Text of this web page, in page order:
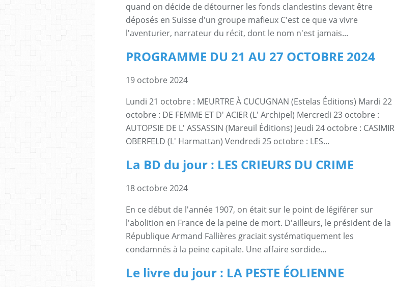
quand on décide de détourner les fonds clandestins devant être
déposés en Suisse d'un groupe mafieux C'est ce que va vivre
l'aventurier, narrateur du récit, dont le nom n'est jamais...
PROGRAMME DU 21 AU 27 OCTOBRE 2024
19 octobre 2024
Lundi 21 octobre : MEURTRE À CUCUGNAN (Estelas Éditions) Mardi 22
octobre : DE FEMME ET D' ACIER (L' Archipel) Mercredi 23 octobre :
AUTOPSIE DE L' ASSASSIN (Mareuil Éditions) Jeudi 24 octobre : CASIMIR
OBERFELD (L' Harmattan) Vendredi 25 octobre : LES...
La BD du jour : LES CRIEURS DU CRIME
18 octobre 2024
En ce début de l'année 1907, on était sur le point de légiférer sur
l'abolition en France de la peine de mort. D'ailleurs, le président de la
République Armand Fallières graciait systématiquement les
condamnés à la peine capitale. Une affaire sordide...
Le livre du jour : LA PESTE ÉOLIENNE